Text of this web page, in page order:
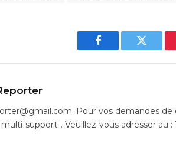
Facebook Twitter
Pour vos demandes
support… Veuillez-vous adresser au :